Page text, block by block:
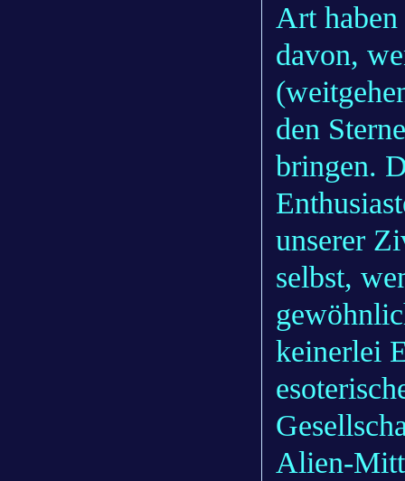
Art
davon,
den
bringen.
unserer
selbst,
keinerlei
Alien-